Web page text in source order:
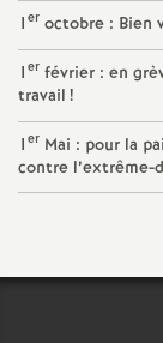
1er octobre : Bien
1er février : en
travail !
1er Mai : pour la
contre l’extrême-